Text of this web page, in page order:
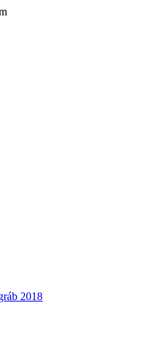
Hop Unite Hungary közös oldala
2018